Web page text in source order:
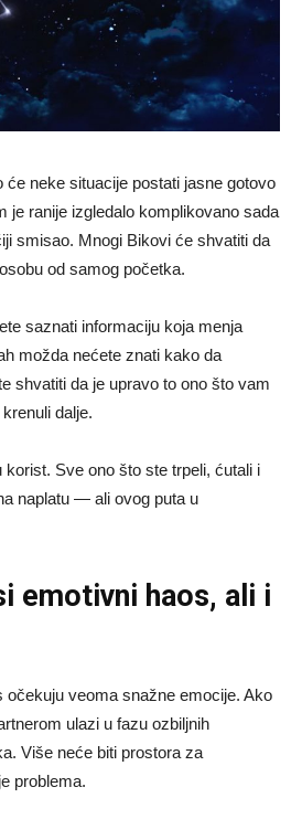
će neke situacije postati jasne gotovo
je ranije izgledalo komplikovano sada
smisao. Mnogi Bikovi će shvatiti da
od samog početka.
saznati informaciju koja menja
možda nećete znati kako da
shvatiti da je upravo to ono što vam
dalje.
Sve ono što ste trpeli, ćutali i
naplatu — ali ovog puta u
emotivni haos, ali i
očekuju veoma snažne emocije. Ako
ulazi u fazu ozbiljnih
Više neće biti prostora za
problema.